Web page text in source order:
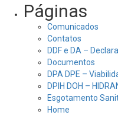
Páginas
Comunicados
Contatos
DDF e DA –
Documentos
DPA DPE –
DPIH DOH –
Esgotamento
Home